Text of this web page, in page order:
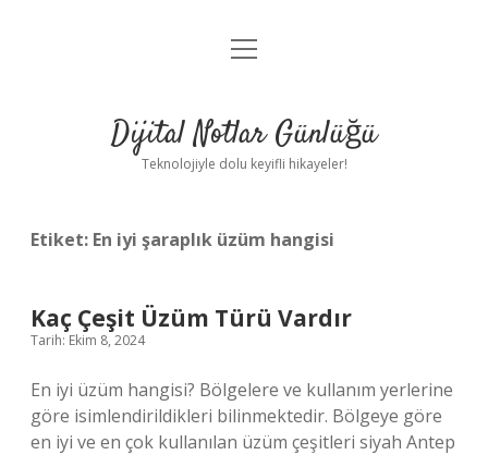
Anasayfa
Yasal Uyarı
menüyü
Dijital Notlar Günlüğü
Teknolojiyle dolu keyifli hikayeler!
Etiket: En iyi şaraplık üzüm hangisi
Kaç Çeşit Üzüm Türü Vardır
Tarih: Ekim 8, 2024
En iyi üzüm hangisi? Bölgelere ve kullanım yerlerine
göre isimlendirildikleri bilinmektedir. Bölgeye göre
en iyi ve en çok kullanılan üzüm çeşitleri siyah Antep